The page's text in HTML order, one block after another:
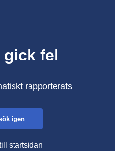
gick fel
rapporterats
igen
startsidan